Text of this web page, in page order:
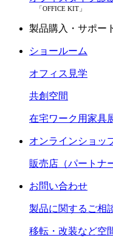
「OFFICE KIT」
製品購入・サポー
ショールーム
オフィス見学
共創空間
在宅ワーク用家具
オンラインショッ
販売店（パートナ
お問い合わせ
製品に関するご相
移転・改装など空